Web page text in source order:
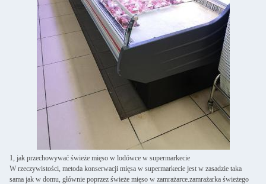
1, jak przechowywać świeże mięso w lodówce w supermarkecie
W rzeczywistości, metoda konserwacji mięsa w supermarkecie jest w zasadzie taka
sama jak w domu, głównie poprzez świeże mięso w zamrażarce.zamrażarka świeżego